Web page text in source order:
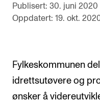
Internasjonal strategi
Samarbeidsprosjekter
IN.TUNE
AKTUELT
Publisert: 30. juni 2020
Oppdatert: 19. okt.
Fylkeskommunen
idrettsutøvere og
ønsker å